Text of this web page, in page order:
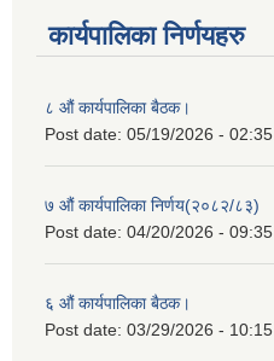
कार्यपालिका निर्णयहरु
८ औं कार्यपालिका बैठक।
Post date: 05/19/2026 - 02:35
७ औं कार्यपालिका निर्णय(२०८२/८३)
Post date: 04/20/2026 - 09:35
६ औं कार्यपालिका बैठक।
Post date: 03/29/2026 - 10:15